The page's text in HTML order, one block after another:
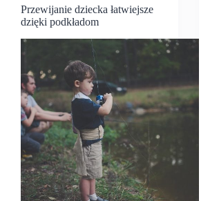
Przewijanie dziecka łatwiejsze
dzięki podkładom